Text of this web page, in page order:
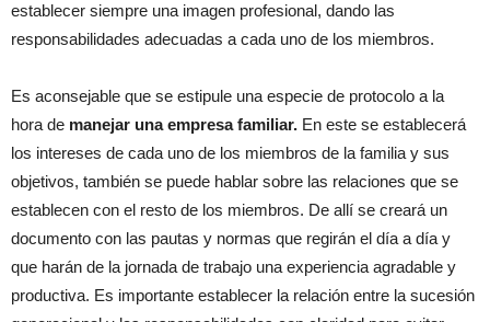
establecer siempre una imagen profesional, dando las
responsabilidades adecuadas a cada uno de los miembros.
Es aconsejable que se estipule una especie de protocolo a la
hora de manejar una empresa familiar. En este se establecerá
los intereses de cada uno de los miembros de la familia y sus
objetivos, también se puede hablar sobre las relaciones que se
establecen con el resto de los miembros. De allí se creará un
documento con las pautas y normas que regirán el día a día y
que harán de la jornada de trabajo una experiencia agradable y
productiva. Es importante establecer la relación entre la sucesión